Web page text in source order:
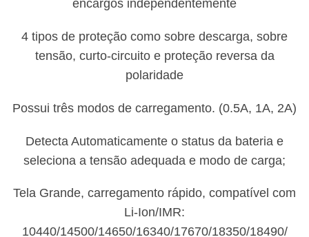
encargos independentemente
4 tipos de proteção como sobre descarga, sobre
tensão, curto-circuito e proteção reversa da
polaridade
Possui três modos de carregamento. (0.5A, 1A, 2A)
Detecta Automaticamente o status da bateria e
seleciona a tensão adequada e modo de carga;
Tela Grande, carregamento rápido, compatível com
Li-Ion/IMR:
10440/14500/14650/16340/17670/18350/18490/